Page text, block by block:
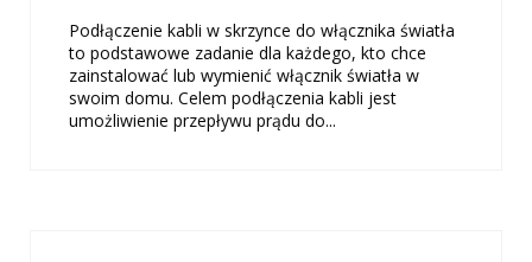
Podłączenie kabli w skrzynce do włącznika światła
to podstawowe zadanie dla każdego, kto chce
zainstalować lub wymienić włącznik światła w
swoim domu. Celem podłączenia kabli jest
umożliwienie przepływu prądu do...